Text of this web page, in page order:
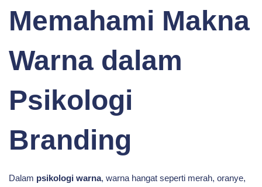
Memahami Makna
Warna dalam
Psikologi
Branding
Dalam psikologi warna, warna hangat seperti merah, oranye,